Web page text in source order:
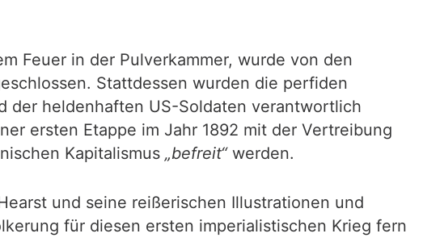
Feuer in der Pulverkammer, wurde von den
Stattdessen wurden die perfiden
der heldenhaften US-Soldaten verantwortlich
ersten Etappe im Jahr 1892 mit der Vertreibung
Kapitalismus „befreit“werden.
und seine reißerischen Illustrationen und
für diesen ersten imperialistischen Krieg fern